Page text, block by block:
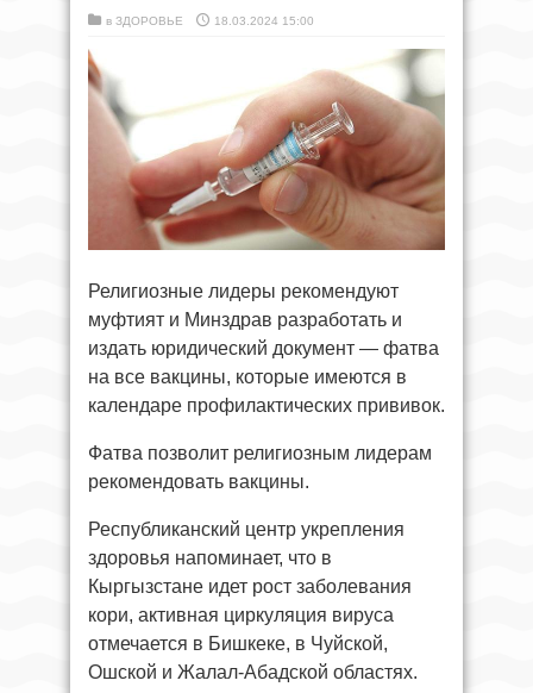
в ЗДОРОВЬЕ 18.03.2024 15:00
Религиозные лидеры рекомендуют
муфтият и Минздрав разработать и
издать юридический документ — фатва
на все вакцины, которые имеются в
календаре профилактических прививок.
Фатва позволит религиозным лидерам
рекомендовать вакцины.
Республиканский центр укрепления
здоровья напоминает, что в
Кыргызстане идет рост заболевания
кори, активная циркуляция вируса
отмечается в Бишкеке, в Чуйской,
Ошской и Жалал-Абадской областях.